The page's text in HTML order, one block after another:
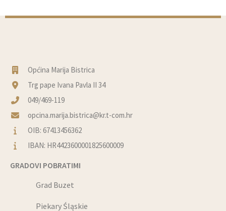
Općina Marija Bistrica
Trg pape Ivana Pavla II 34
049/469-119
opcina.marija.bistrica@kr.t-com.hr
OIB: 67413456362
IBAN: HR4423600001825600009
GRADOVI POBRATIMI
Grad Buzet
Piekary Śląskie